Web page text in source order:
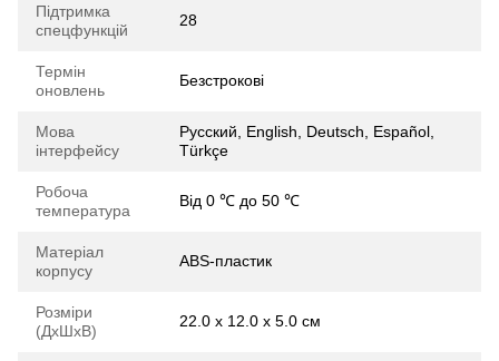
Підтримка
спецфункцій
28
Термін
оновлень
Безстрокові
Мова
інтерфейсу
Русский, English, Deutsch, Español,
Türkçe
Робоча
температура
Від 0 ℃ до 50 ℃
Матеріал
корпусу
ABS-пластик
Розміри
(ДхШхВ)
22.0 х 12.0 х 5.0 см